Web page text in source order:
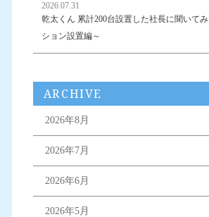
2026.07.31
乾太くん 累計200台設置した社長に聞いて
ション設置編～
ARCHIVE
2026年8月
2026年7月
2026年6月
2026年5月